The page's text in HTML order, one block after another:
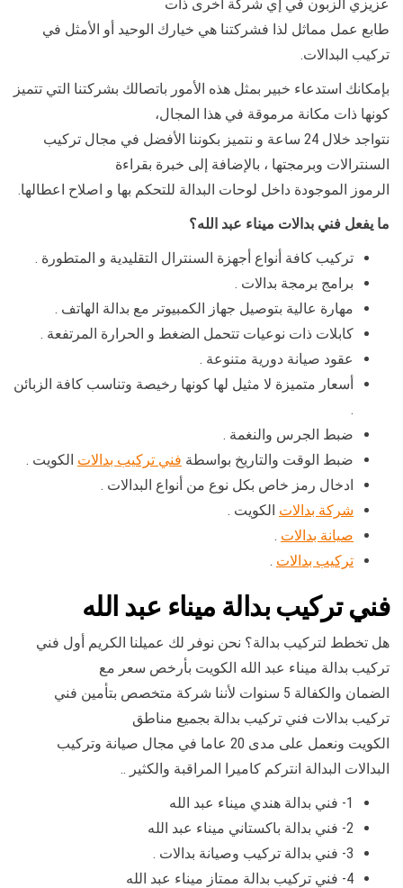
عزيزي الزبون في إي شركة أخرى ذات
طابع عمل مماثل لذا فشركتنا هي خيارك الوحيد أو الأمثل في
تركيب البدالات.
بإمكانك استدعاء خبير بمثل هذه الأمور باتصالك بشركتنا التي تتميز
كونها ذات مكانة مرموقة في هذا المجال،
نتواجد خلال 24 ساعة و نتميز بكوننا الأفضل في مجال تركيب
السنترالات وبرمجتها ، بالإضافة إلى خبرة بقراءة
الرموز الموجودة داخل لوحات البدالة للتحكم بها و اصلاح اعطالها.
ما يفعل فني بدالات ميناء عبد الله؟
تركيب كافة أنواع أجهزة السنترال التقليدية و المتطورة .
برامج برمجة بدالات .
مهارة عالية بتوصيل جهاز الكمبيوتر مع بدالة الهاتف .
كابلات ذات نوعيات تتحمل الضغط و الحرارة المرتفعة .
عقود صيانة دورية متنوعة .
أسعار متميزة لا مثيل لها كونها رخيصة وتناسب كافة الزبائن
.
ضبط الجرس والنغمة .
ضبط الوقت والتاريخ بواسطة فني تركيب بدالات الكويت .
ادخال رمز خاص بكل نوع من أنواع البدالات .
شركة بدالات الكويت .
صيانة بدالات .
تركيب بدالات .
فني تركيب بدالة ميناء عبد الله
هل تخطط لتركيب بدالة؟ نحن نوفر لك عميلنا الكريم أول فني
تركيب بدالة ميناء عبد الله الكويت بأرخص سعر مع
الضمان والكفالة 5 سنوات لأننا شركة متخصص بتأمين فني
تركيب بدالات فني تركيب بدالة بجميع مناطق
الكويت ونعمل على مدى 20 عاما في مجال صيانة وتركيب
البدالات البدالة انتركم كاميرا المراقبة والكثير ..
1- فني بدالة هندي ميناء عبد الله
2- فني بدالة باكستاني ميناء عبد الله
3- فني بدالة تركيب وصيانة بدالات .
4- فني تركيب بدالة ممتاز ميناء عبد الله